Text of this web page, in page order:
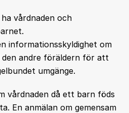
vårdnaden och
informationsskyldighet om
andre föräldern för att
umgänge.
vårdnaden då ett barn föds
En anmälan om gemensam